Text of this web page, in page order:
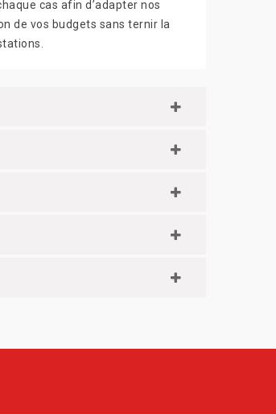
cas afin d’adapter nos
de vos budgets sans ternir la